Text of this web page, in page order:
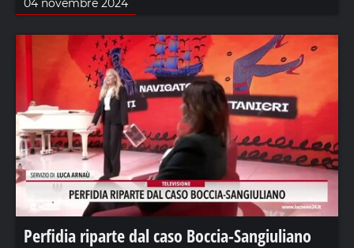
04 novembre 2024
Perfidia riparte dal caso Boccia-Sangiuliano